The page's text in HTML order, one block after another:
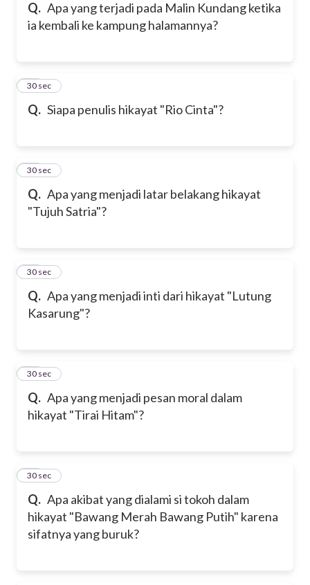
Q. Apa yang terjadi pada Malin Kundang ketika
ia kembali ke kampung halamannya?
Q. Siapa penulis hikayat "Rio Cinta"?
15
30 sec
Q. Apa yang menjadi latar belakang hikayat
"Tujuh Satria"?
16
30 sec
Q. Apa yang menjadi inti dari hikayat "Lutung
Kasarung"?
17
30 sec
Q. Apa yang menjadi pesan moral dalam
hikayat "Tirai Hitam"?
18
30 sec
Q. Apa akibat yang dialami si tokoh dalam
hikayat "Bawang Merah Bawang Putih" karena
sifatnya yang buruk?
19
30 sec